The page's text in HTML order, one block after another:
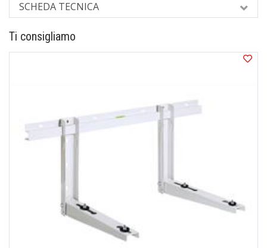
dell'apparecchiatura.
Questa dichiarazione è obbligatoria per concludere
Se scegliete di acquistare anche il servizio di
installazione (quando disponibile), esso verrà eseguito
SCHEDA TECNICA
Ti consigliamo